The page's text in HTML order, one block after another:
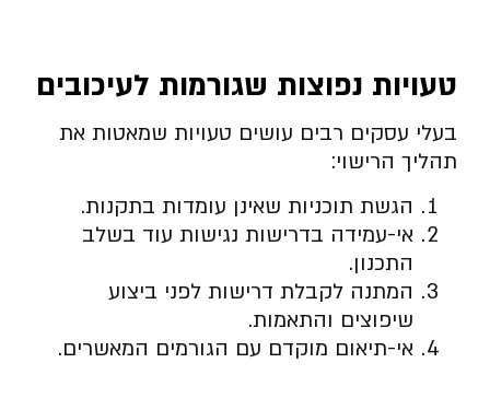
טעויות נפוצות שגורמות לעיכובים
בעלי עסקים רבים עושים טעויות שמאטות את
תהליך הרישוי:
הגשת תוכניות שאינן עומדות בתקנות.
אי-עמידה בדרישות נגישות עוד בשלב
התכנון.
המתנה לקבלת דרישות לפני ביצוע
שיפוצים והתאמות.
אי-תיאום מוקדם עם הגורמים המאשרים.